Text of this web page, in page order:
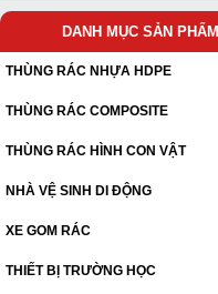
DANH MỤC SẢN PHẨM
THÙNG RÁC NHỰA HDPE
THÙNG RÁC COMPOSITE
THÙNG RÁC HÌNH CON VẬT
NHÀ VỆ SINH DI ĐỘNG
XE GOM RÁC
THIẾT BỊ TRƯỜNG HỌC